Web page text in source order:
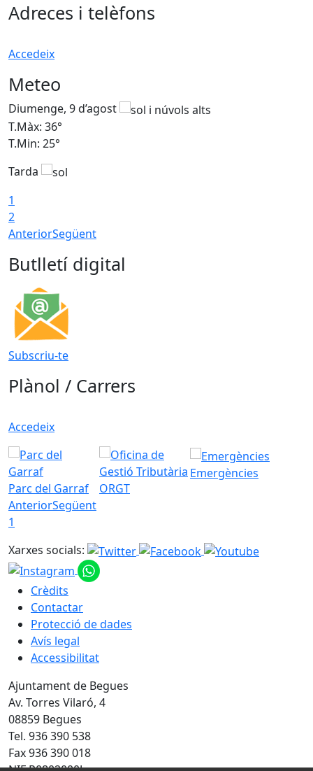
Adreces i telèfons
Accedeix
Meteo
Diumenge, 9 d’agost
T.Màx: 36°
T.Min: 25°
Tarda
1
2
AnteriorSegüent
Butlletí digital
Subscriu-te
Plànol / Carrers
Accedeix
Parc del Garraf ORGT
Emergències
AnteriorSegüent
1
Xarxes socials:
Crèdits
Contactar
Protecció de dades
Avís legal
Accessibilitat
Ajuntament de Begues
Av. Torres Vilaró, 4
08859 Begues
Tel. 936 390 538
Fax 936 390 018